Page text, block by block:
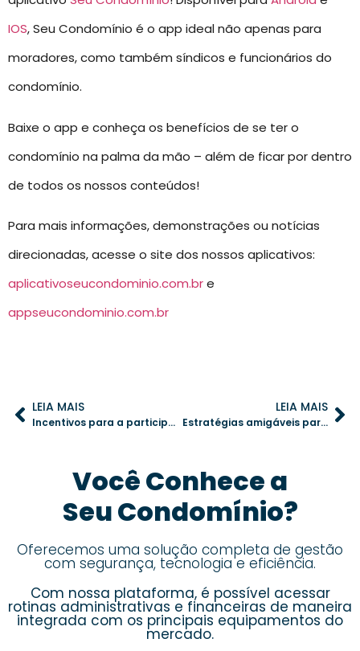
IOS, Seu Condomínio é o app ideal não apenas para
moradores, como também síndicos e funcionários do
condomínio.
Baixe o app e conheça os benefícios de se ter o
condomínio na palma da mão – além de ficar por dentro
de todos os nossos conteúdos!
Para mais informações, demonstrações ou notícias
direcionadas, acesse o site dos nossos aplicativos:
aplicativoseucondominio.com.bre
appseucondominio.com.br
LEIA MAIS
Incentivos para a participação nas assembleias: estratégias eficazes para condomínios
LEIA MAIS
Estratégias amigáveis para lidar com inadimplência em condomínios
Você Conhece a
Seu Condomínio?
Oferecemos uma solução completa de gestão
com segurança, tecnologia e eficiência.
Com nossa plataforma, é possível acessar
rotinas administrativas e financeiras de maneira
integrada com os principais equipamentos do
mercado.